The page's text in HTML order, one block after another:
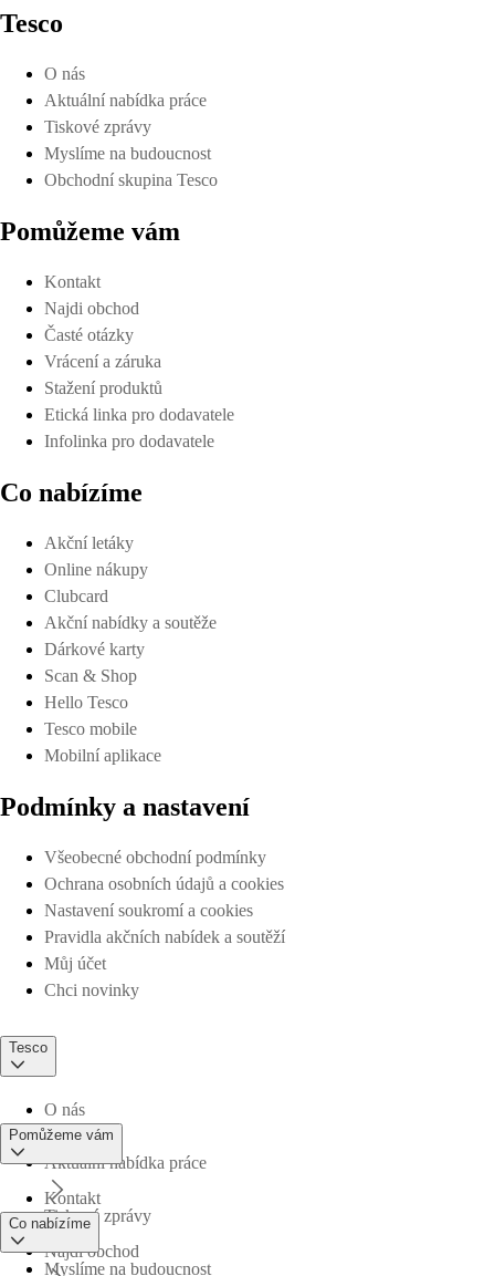
Tesco
O nás
Aktuální nabídka práce
Tiskové zprávy
Myslíme na budoucnost
Obchodní skupina Tesco
Pomůžeme vám
Kontakt
Najdi obchod
Časté otázky
Vrácení a záruka
Stažení produktů
Etická linka pro dodavatele
Infolinka pro dodavatele
Co nabízíme
Akční letáky
Online nákupy
Clubcard
Akční nabídky a soutěže
Dárkové karty
Scan & Shop
Hello Tesco
Tesco mobile
Mobilní aplikace
Podmínky a nastavení
Všeobecné obchodní podmínky
Ochrana osobních údajů a cookies
Nastavení soukromí a cookies
Pravidla akčních nabídek a soutěží
Můj účet
Chci novinky
Tesco
O nás
Aktuální nabídka práce
Tiskové zprávy
Myslíme na budoucnost
Pomůžeme vám
Kontakt
Najdi obchod
Co nabízíme